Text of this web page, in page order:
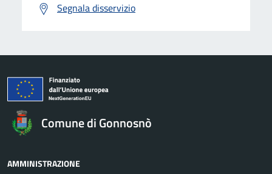
Segnala disservizio
Comune di Gonnosnò
AMMINISTRAZIONE